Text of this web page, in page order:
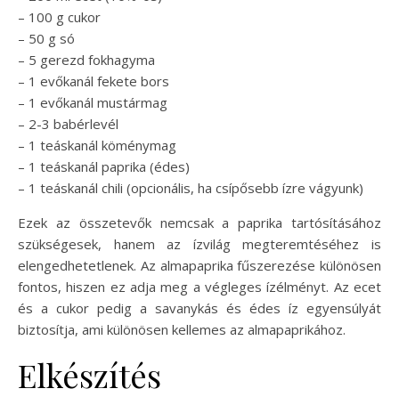
– 100 g cukor
– 50 g só
– 5 gerezd fokhagyma
– 1 evőkanál fekete bors
– 1 evőkanál mustármag
– 2-3 babérlevél
– 1 teáskanál köménymag
– 1 teáskanál paprika (édes)
– 1 teáskanál chili (opcionális, ha csípősebb ízre vágyunk)
Ezek az összetevők nemcsak a paprika tartósításához
szükségesek, hanem az ízvilág megteremtéséhez is
elengedhetetlenek. Az almapaprika fűszerezése különösen
fontos, hiszen ez adja meg a végleges ízélményt. Az ecet
és a cukor pedig a savanykás és édes íz egyensúlyát
biztosítja, ami különösen kellemes az almapaprikához.
Elkészítés